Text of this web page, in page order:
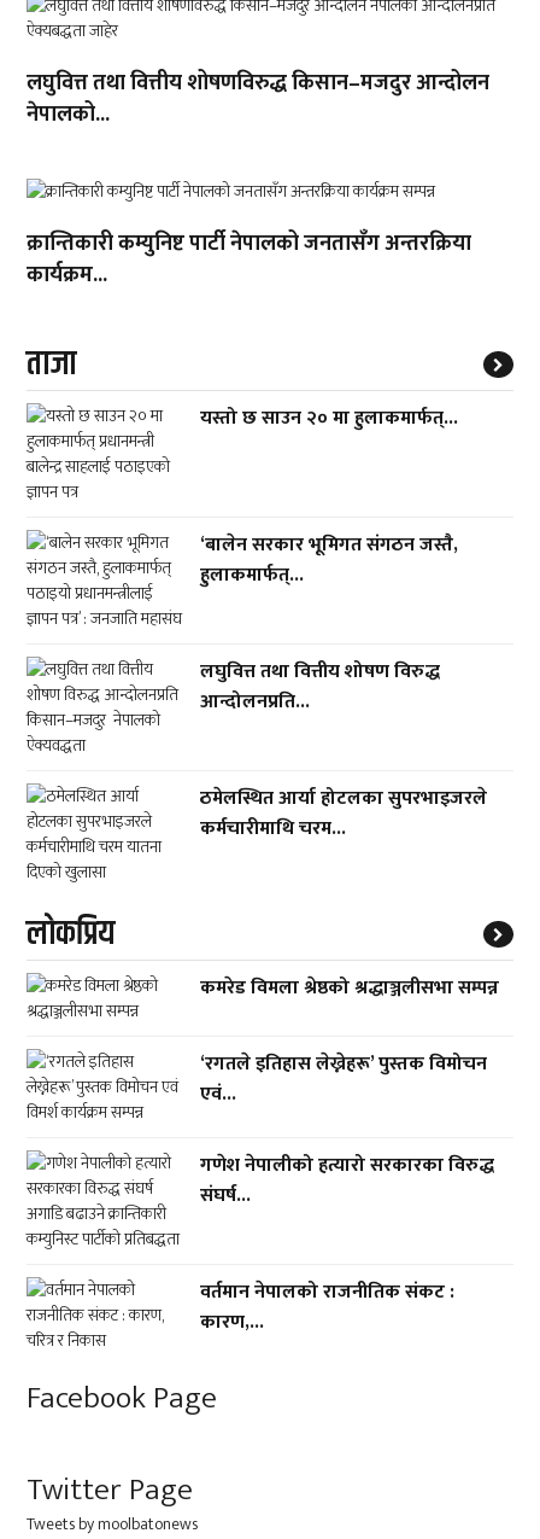
लघुवित्त तथा वित्तीय शोषणविरुद्ध किसान–मजदुर आन्दोलन
नेपालको...
क्रान्तिकारी कम्युनिष्ट पार्टी नेपालको जनतासँग अन्तरक्रिया
कार्यक्रम...
ताजा
यस्तो छ साउन २० मा हुलाकमार्फत्...
‘बालेन सरकार भूमिगत संगठन जस्तै,
हुलाकमार्फत्...
लघुवित्त तथा वित्तीय शोषण विरुद्ध
आन्दोलनप्रति...
ठमेलस्थित आर्या होटलका सुपरभाइजरले
कर्मचारीमाथि चरम...
लाेकप्रिय
कमरेड विमला श्रेष्ठको श्रद्धाञ्जलीसभा सम्पन्न
‘रगतले इतिहास लेख्नेहरू’ पुस्तक विमोचन
एवं...
गणेश नेपालीको हत्यारो सरकारका विरुद्ध
संघर्ष...
वर्तमान नेपालको राजनीतिक संकट :
कारण,...
Facebook Page
Twitter Page
Tweets by moolbatonews